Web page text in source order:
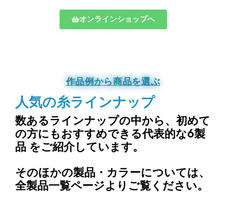
オンラインショップへ
作品例から商品を選ぶ
人気の糸ラインナップ
数あるラインナップの中から、 初めて
の方にもおすすめできる代表的な6製
品 をご紹介しています。
そのほかの製品・カラーについては、
全製品一覧ページよりご覧ください。